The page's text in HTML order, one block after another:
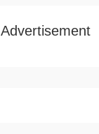
Advertisement